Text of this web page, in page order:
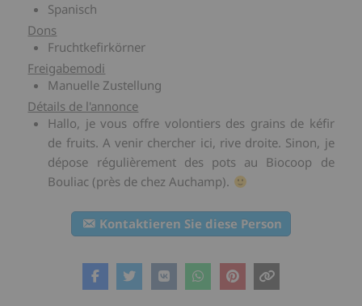
Spanisch
Dons
Fruchtkefirkörner
Freigabemodi
Manuelle Zustellung
Détails de l'annonce
Hallo, je vous offre volontiers des grains de kéfir
de fruits. A venir chercher ici, rive droite. Sinon, je
dépose régulièrement des pots au Biocoop de
Bouliac (près de chez Auchamp).
Kontaktieren Sie diese Person